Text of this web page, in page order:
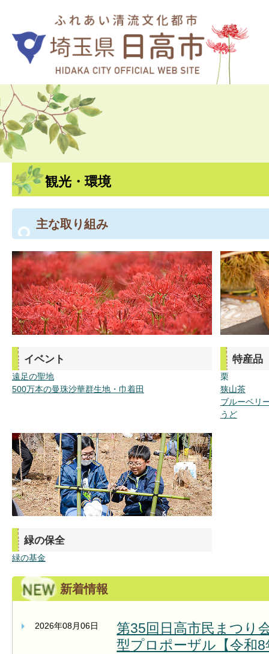
観光・環境
主な取り組み
イベント
遠足の聖地
500万本の曼珠沙華群生地・巾着田
特産品
栗
狭山茶
ブルーベリ
うど
緑の保全
緑の基金
新着情報
2026年08月06日
第35回日高市民まつり
型プロポーザル【令和